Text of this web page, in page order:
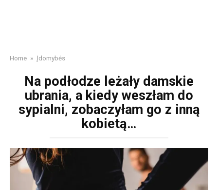
Home » Įdomybės
Na podłodze leżały damskie
ubrania, a kiedy weszłam do
sypialni, zobaczyłam go z inną
kobietą…